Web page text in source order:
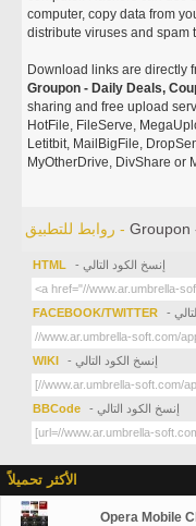
computer, copy data from
distribute viruses and spam
Download links are directly
Groupon - Daily Deals,
sharing and free upload
HotFile, FileServe,
Letitbit, MailBigFile,
MyOtherDrive, DivShare or
روابط للتطبيق -Groupon
HTML - إنسخ الكود التالي
FACEBOOK/TWITTER
WIKI - إنسخ الكود التالي
BBCode - إنسخ الكود التالي
الأكثر تحميلاً
Opera Mobile